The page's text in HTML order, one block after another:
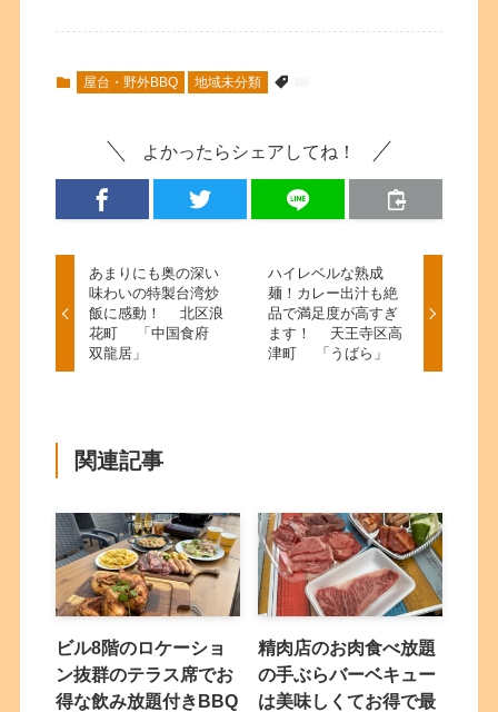
屋台・野外BBQ 地域未分類
よかったらシェアしてね！
あまりにも奥の深い
味わいの特製台湾炒
飯に感動！ 北区浪
花町 「中国食府
双龍居」
ハイレベルな熟成
麺！カレー出汁も絶
品で満足度が高すぎ
ます！ 天王寺区高
津町 「うばら」
関連記事
ビル8階のロケーショ
ン抜群のテラス席でお
得な飲み放題付きBBQ
精肉店のお肉食べ放題
の手ぶらバーベキュー
は美味しくてお得で最